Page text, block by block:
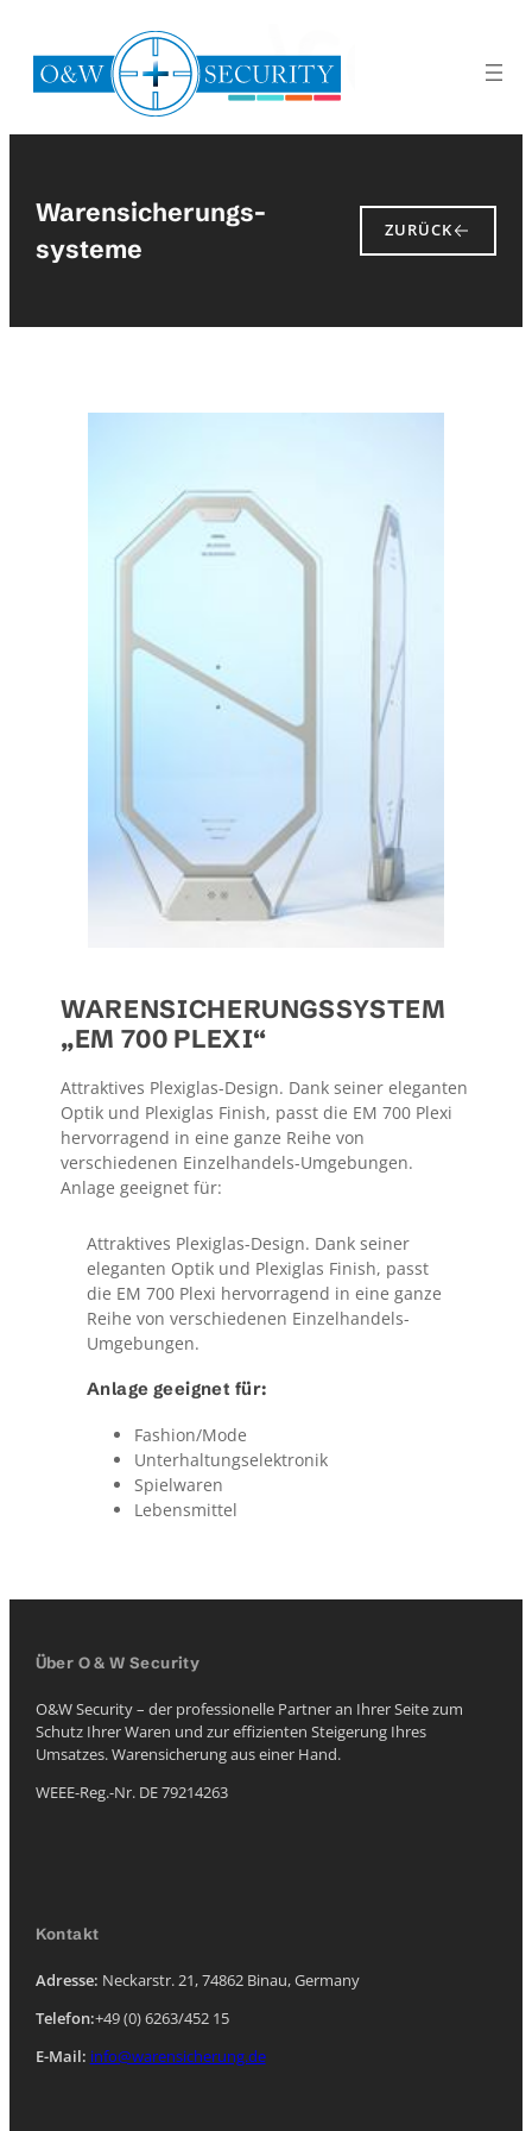
springen
Warensicherungs­
systeme
ZURÜCK
WARENSICHERUNGSSYSTEM
„EM 700 PLEXI“
Attraktives Plexiglas-Design. Dank seiner eleganten
Optik und Plexiglas Finish, passt die EM 700 Plexi
hervorragend in eine ganze Reihe von
verschiedenen Einzelhandels-Umgebungen.
Anlage geeignet für:
Attraktives Plexiglas-Design. Dank seiner
eleganten Optik und Plexiglas Finish, passt
die EM 700 Plexi hervorragend in eine ganze
Reihe von verschiedenen Einzelhandels-
Umgebungen.
Anlage geeignet für:
Fashion/Mode
Unterhaltungselektronik
Spielwaren
Lebensmittel
Über O & W Security
O&W Security – der professionelle Partner an Ihrer Seite zum
Schutz Ihrer Waren und zur effizienten Steigerung Ihres
Umsatzes. Warensicherung aus einer Hand.
WEEE-Reg.-Nr. DE 79214263
Kontakt
Adresse: Neckarstr. 21, 74862 Binau, Germany
Telefon:+49 (0) 6263/452 15
E-Mail: info@warensicherung.de